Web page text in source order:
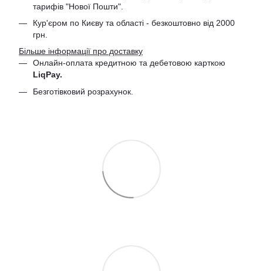
тарифів "Нової Пошти".
Кур'єром по Києву та області - безкоштовно від 2000
грн.
Більше інформації про доставку
Онлайн-оплата кредитною та дебетовою карткою
LiqPay.
Безготівковий розрахунок.